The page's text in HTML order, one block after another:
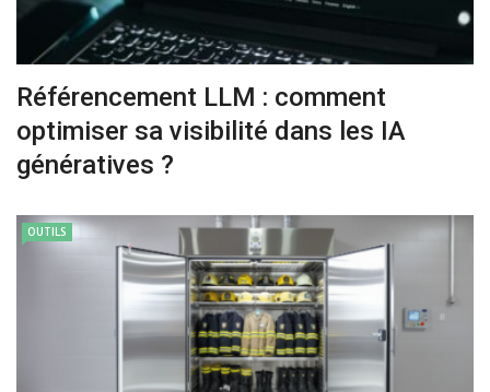
Référencement LLM : comment
optimiser sa visibilité dans les IA
génératives ?
OUTILS